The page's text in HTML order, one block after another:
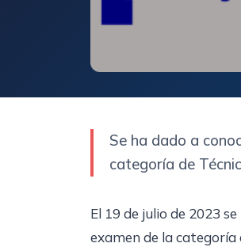
Se ha dado a
categoría de
El 19 de julio de 2023
examen de la categoría